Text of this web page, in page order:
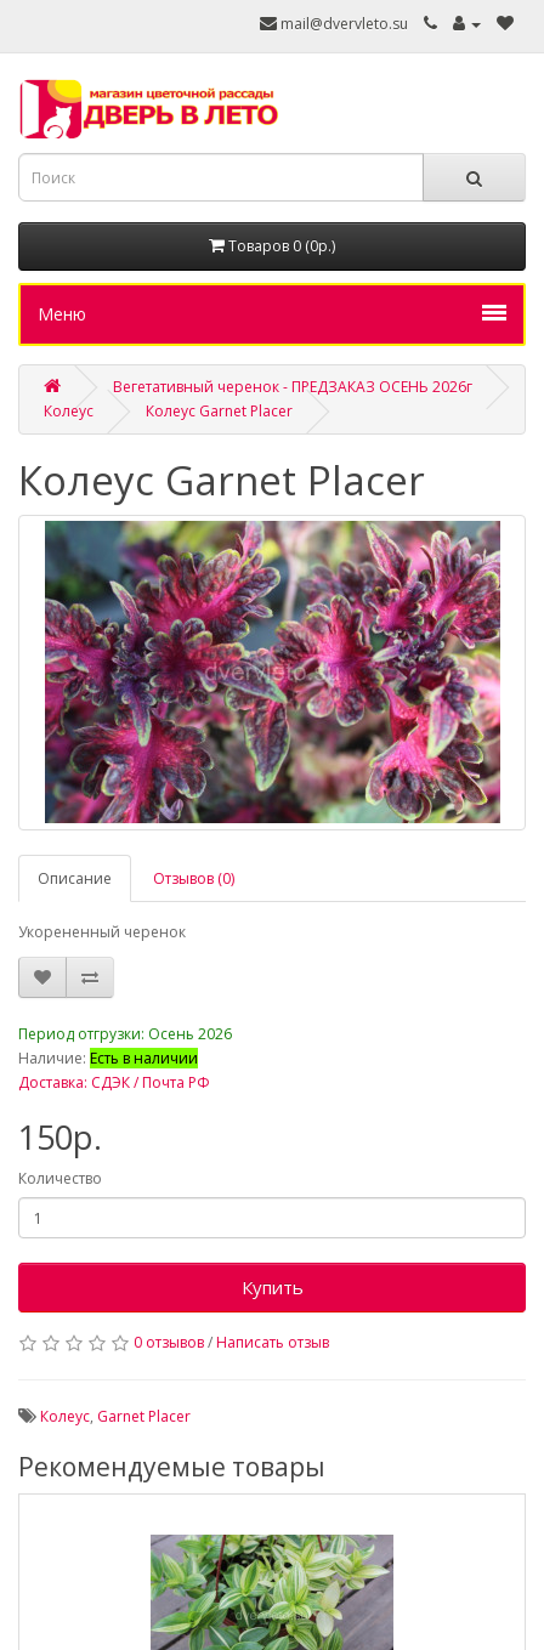
mail@dvervleto.su
Товаров 0 (0р.)
Меню
Вегетативный черенок - ПРЕДЗАКАЗ ОСЕНЬ 2026г
Колеус
Колеус Garnet Placer
Колеус Garnet Placer
Описание Отзывов (0)
Укорененный черенок
Период отгрузки: Осень 2026
Наличие: Есть в наличии
Доставка: СДЭК / Почта РФ
150р.
Количество
Купить
0 отзывов/Написать отзыв
Колеус, Garnet Placer
Рекомендуемые товары